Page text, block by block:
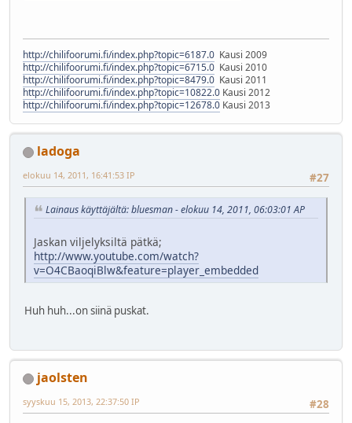
http://chilifoorumi.fi/index.php?topic=6187.0 Kausi 2009
http://chilifoorumi.fi/index.php?topic=6715.0 Kausi 2010
http://chilifoorumi.fi/index.php?topic=8479.0 Kausi 2011
http://chilifoorumi.fi/index.php?topic=10822.0 Kausi 2012
http://chilifoorumi.fi/index.php?topic=12678.0 Kausi 2013
ladoga
#27
elokuu 14, 2011, 16:41:53 IP
Lainaus käyttäjältä: bluesman - elokuu 14, 2011, 06:03:01 AP
Jaskan viljelyksiltä pätkä;
http://www.youtube.com/watch?
v=O4CBaoqiBlw&feature=player_embedded
Huh huh...on siinä puskat.
jaolsten
#28
syyskuu 15, 2013, 22:37:50 IP